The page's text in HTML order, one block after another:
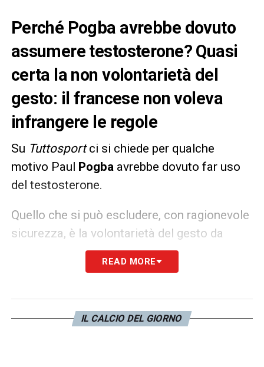
Perché Pogba avrebbe dovuto
assumere testosterone? Quasi
certa la non volontarietà del
gesto: il francese non voleva
infrangere le regole
Su Tuttosportci si chiede per qualche
motivo Paul Pogbaavrebbe dovuto far uso
del testosterone.
Quello che si può escludere, con ragionevole
sicurezza, è la volontarietà del gesto da
juventino: iltestosterone non
migliora in maniera evidente le prestazioni
tanti modi, ancheinconsapevolmente
READ MORE
IL CALCIO DEL GIORNO